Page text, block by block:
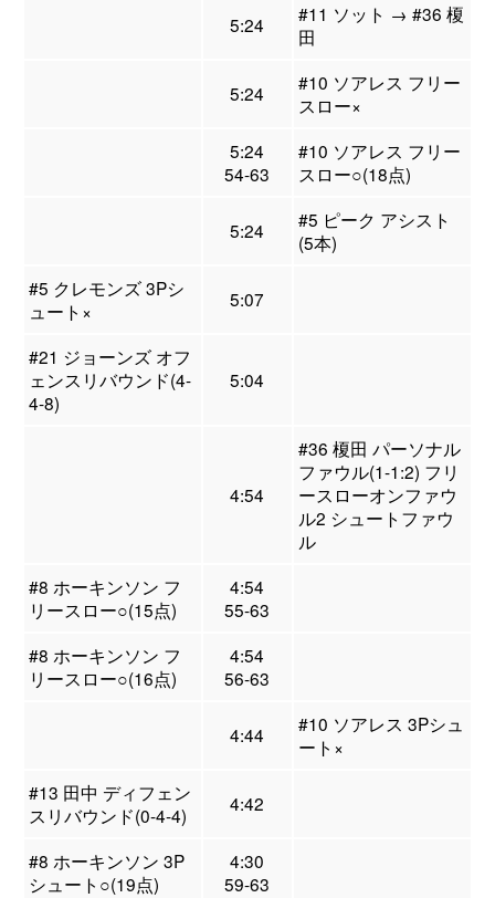
5:24
#11 ソット → #36 榎
田
5:24
#10 ソアレス フリー
スロー×
5:24
54-63
#10 ソアレス フリー
スロー○(18点)
5:24
#5 ピーク アシスト
(5本)
#5 クレモンズ 3Pシ
ュート×
5:07
#21 ジョーンズ オフ
ェンスリバウンド(4-
4-8)
5:04
4:54
#36 榎田 パーソナル
ファウル(1-1:2) フリ
ースローオンファウ
ル2 シュートファウ
ル
#8 ホーキンソン フ
リースロー○(15点)
4:54
55-63
#8 ホーキンソン フ
リースロー○(16点)
4:54
56-63
4:44
#10 ソアレス 3Pシュ
ート×
#13 田中 ディフェン
スリバウンド(0-4-4)
4:42
#8 ホーキンソン 3P
シュート○(19点)
4:30
59-63